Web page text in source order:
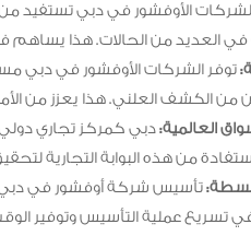
الأوفشور في دبي تستفيد
في العديد من الحالات. هذا يساهم
توفر الشركات الأوفشور في دبي
من الكشف العلني. هذا يعزز من
العالمية:دبي كمركز تجاري
من هذه البوابة التجارية
تأسيس شركة أوفشور في دبي
تسريع عملية التأسيس وتوفير